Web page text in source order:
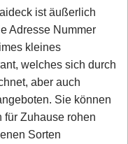
ist äußerlich
Adresse Nummer
kleines
welches sich durch
aber auch
Sie können
Zuhause rohen
Sorten